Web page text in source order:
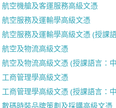
航空機艙及客運服務高級文憑
航空服務及運輸學高級文憑
航空服務及運輸學高級文憑 (授課
航空及物流高級文憑
航空及物流高級文憑 (授課語言：
工商管理學高級文憑
工商管理學高級文憑 (授課語言：
數碼時裝品牌策劃及採購高級文憑